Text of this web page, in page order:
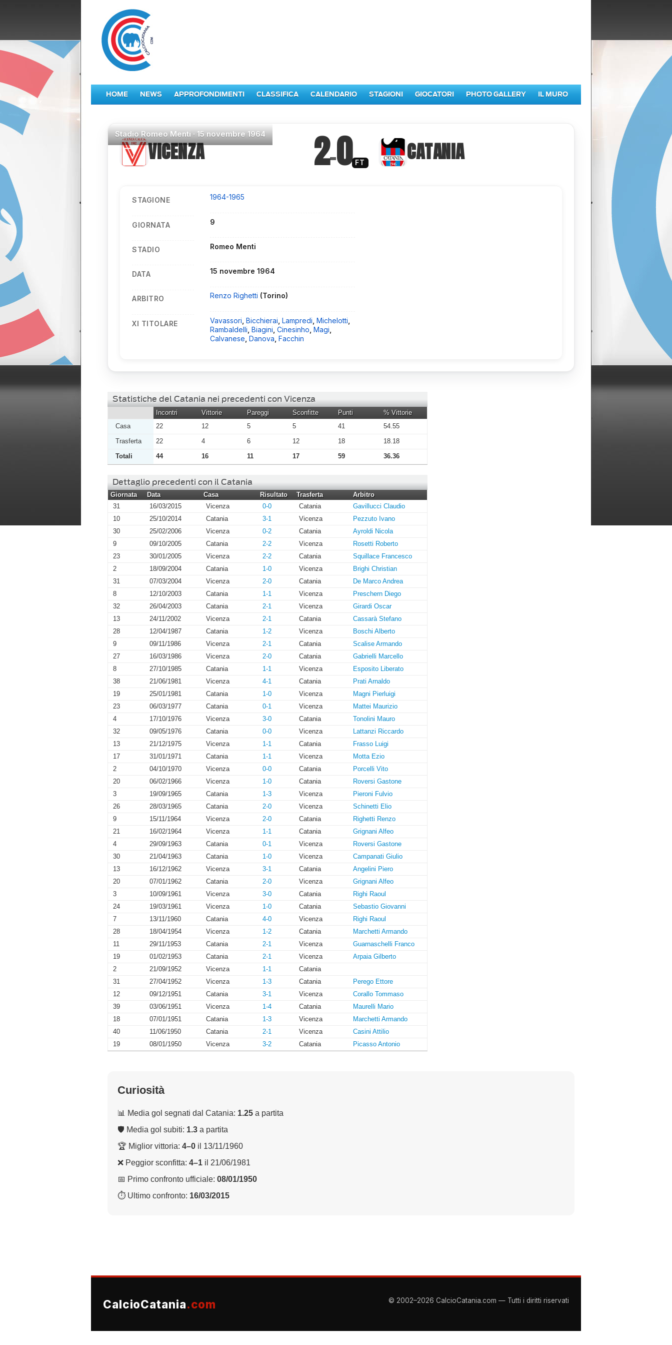
HOME NEWS APPROFONDIMENTI CLASSIFICA CALENDARIO STAGIONI GIOCATORI PHOTO GALLERY IL MURO
StadioRomeo Menti ·15 novembre 1964
VICENZA 2–0 FT CATANIA
STAGIONE 1964-1965
GIORNATA 9
STADIO Romeo Menti
DATA 15 novembre 1964
ARBITRO Renzo Righetti (Torino)
XI TITOLARE Vavassori ,Bicchierai ,Lampredi ,Michelotti
Rambaldelli ,Biagini ,Cinesinho ,Magi
Calvanese ,Danova ,Facchin
Statistiche del Catania nei precedenti con Vicenza
Incontri Vittorie Pareggi Sconfitte Punti
% Vittorie
Casa
22 12 5 5 41
54.55
Trasferta
22 4 6 12 18
18.18
Totali
44 16 11 17 59 36.36
Dettaglio precedenti con il Catania
Giornata Data Casa Risultato Trasferta
Arbitro
31
16/03/2015 Vicenza 0-0 Catania
Gavillucci Claudio
10
25/10/2014 Catania 3-1 Vicenza
Pezzuto Ivano
30
25/02/2006 Vicenza 0-2 Catania
Ayroldi Nicola
9
09/10/2005 Catania 2-2 Vicenza
Rosetti Roberto
23
30/01/2005 Vicenza 2-2 Catania
Squillace Francesco
2
18/09/2004 Catania 1-0 Vicenza
Brighi Christian
31
07/03/2004 Vicenza 2-0 Catania
De Marco Andrea
8
12/10/2003 Catania 1-1 Vicenza
Preschern Diego
32
26/04/2003 Catania 2-1 Vicenza
Girardi Oscar
13
24/11/2002 Vicenza 2-1 Catania
Cassarà Stefano
28
12/04/1987 Catania 1-2 Vicenza
Boschi Alberto
9
09/11/1986 Vicenza 2-1 Catania
Scalise Armando
27
16/03/1986 Vicenza 2-0 Catania
Gabrielli Marcello
8
27/10/1985 Catania 1-1 Vicenza
Esposito Liberato
38
21/06/1981 Vicenza 4-1 Catania
Prati Arnaldo
19
25/01/1981 Catania 1-0 Vicenza
Magni Pierluigi
23
06/03/1977 Catania 0-1 Vicenza
Mattei Maurizio
4
17/10/1976 Vicenza 3-0 Catania
Tonolini Mauro
32
09/05/1976 Catania 0-0 Vicenza
Lattanzi Riccardo
13
21/12/1975 Vicenza 1-1 Catania
Frasso Luigi
17
31/01/1971 Catania 1-1 Vicenza
Motta Ezio
2
04/10/1970 Vicenza 0-0 Catania
Porcelli Vito
20
06/02/1966 Vicenza 1-0 Catania
Roversi Gastone
3
19/09/1965 Catania 1-3 Vicenza
Pieroni Fulvio
26
28/03/1965 Catania 2-0 Vicenza
Schinetti Elio
9
15/11/1964 Vicenza 2-0 Catania
Righetti Renzo
21
16/02/1964 Vicenza 1-1 Catania
Grignani Alfeo
4
29/09/1963 Catania 0-1 Vicenza
Roversi Gastone
30
21/04/1963 Catania 1-0 Vicenza
Campanati Giulio
13
16/12/1962 Vicenza 3-1 Catania
Angelini Piero
20
07/01/1962 Catania 2-0 Vicenza
Grignani Alfeo
3
10/09/1961 Vicenza 3-0 Catania
Righi Raoul
24
19/03/1961 Vicenza 1-0 Catania
Sebastio Giovanni
7
13/11/1960 Catania 4-0 Vicenza
Righi Raoul
28
18/04/1954 Vicenza 1-2 Catania
Marchetti Armando
11
29/11/1953 Catania 2-1 Vicenza
Guarnaschelli Franco
19
01/02/1953 Catania 2-1 Vicenza
Arpaia Gilberto
2
21/09/1952 Vicenza 1-1
Catania
31
27/04/1952 Vicenza 1-3 Catania
Perego Ettore
12
09/12/1951 Catania 3-1 Vicenza
Corallo Tommaso
39
03/06/1951 Vicenza 1-4 Catania
Maurelli Mario
18
07/01/1951 Catania 1-3 Vicenza
Marchetti Armando
40
11/06/1950 Catania 2-1 Vicenza
Casini Attilio
19
08/01/1950 Vicenza 3-2 Catania Picasso Antonio
Curiosità
📊 Media gol segnati dal Catania: 1.25 a partita
🛡 Media gol subiti: 1.3 a partita
🏆 Miglior vittoria: 4–0 il 13/11/1960
❌ Peggior sconfitta: 4–1 il 21/06/1981
📅 Primo confronto ufficiale: 08/01/1950
⏱ Ultimo confronto: 16/03/2015
CalcioCatania.com © 2002–2026 CalcioCatania.com — Tutti i diritti riservati